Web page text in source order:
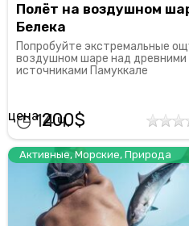
Полёт на воздушном
Белека
Попробуйте экстремальные
воздушном шаре над
источниками Памуккале
14200
Активные, Морские, Природа